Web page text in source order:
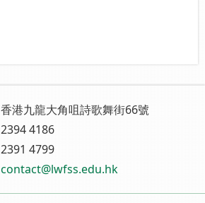
香港九龍大角咀詩歌舞街66號
2394 4186
2391 4799
contact@lwfss.edu.hk